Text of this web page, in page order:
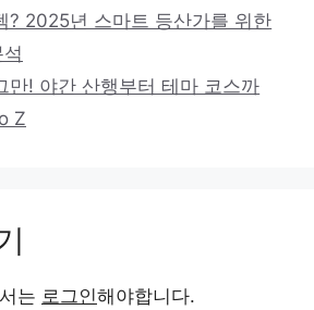
? 2025년 스마트 등산가를 위한
만! 야간 산행부터 테마 코스까
Z
는 로그인해야합니다.